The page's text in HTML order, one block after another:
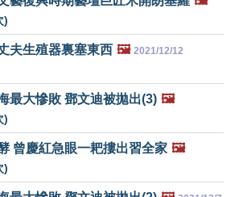
)
夫生殖器裏塞東西 🖼️ 2021/12/12
最大慘敗 鄧文迪被拋出(3) 🖼️
)
曾慶紅急眼一耙摟出習全家 🖼️
)